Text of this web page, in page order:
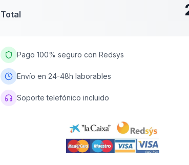
Total
Pago 100% seguro con Redsys
Envío en 24-48h laborables
Soporte telefónico incluido